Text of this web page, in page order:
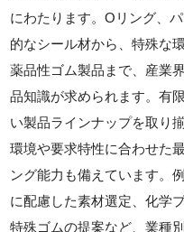
にわたります。Oリング、
的なシール材から、特殊な
薬品性ゴム製品まで、産業
品知識が求められます。有
い製品ラインナップを取り
環境や要求特性に合わせた
ング能力も備えています。
に配慮した素材選定、化学
特殊ゴムの提案など、業種